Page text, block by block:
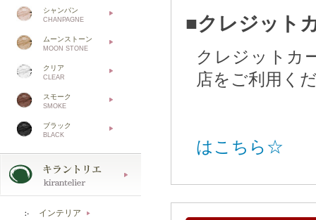
シャンパン
CHANPAGNE
ムーンストーン
MOON STONE
クリア
CLEAR
スモーク
SMOKE
ブラック
BLACK
インテリア ▶
■クレジット
クレジットカ
店をご利用く
はこちら☆